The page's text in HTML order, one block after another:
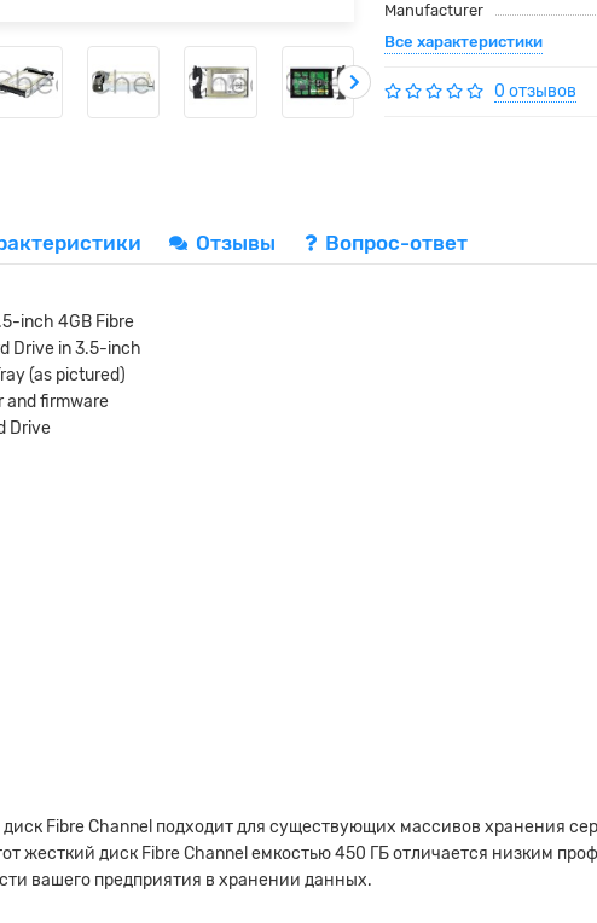
Manufacturer
Все характеристики
0 отзывов
Отзывы Вопрос-ответ
inch 4GB Fibre
Drive in 3.5-inch
(as pictured)
and firmware
Drive
Fibre Channel подходит для существующих массивов хранения
жесткий диск Fibre Channel емкостью 450 ГБ отличается низким
вашего предприятия в хранении данных.